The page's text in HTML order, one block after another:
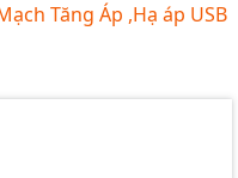
Tăng Áp ,Hạ áp USB